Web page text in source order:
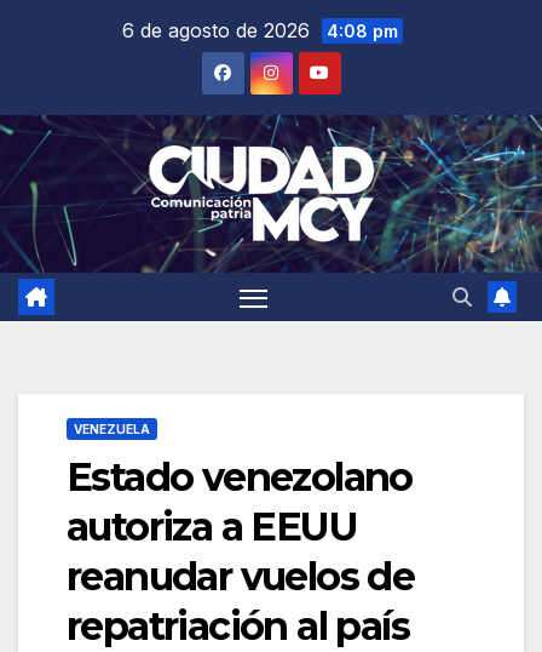
6 de agosto de 2026 4:08 pm
VENEZUELA
Estado venezolano
autoriza a EEUU
reanudar vuelos de
repatriación al país